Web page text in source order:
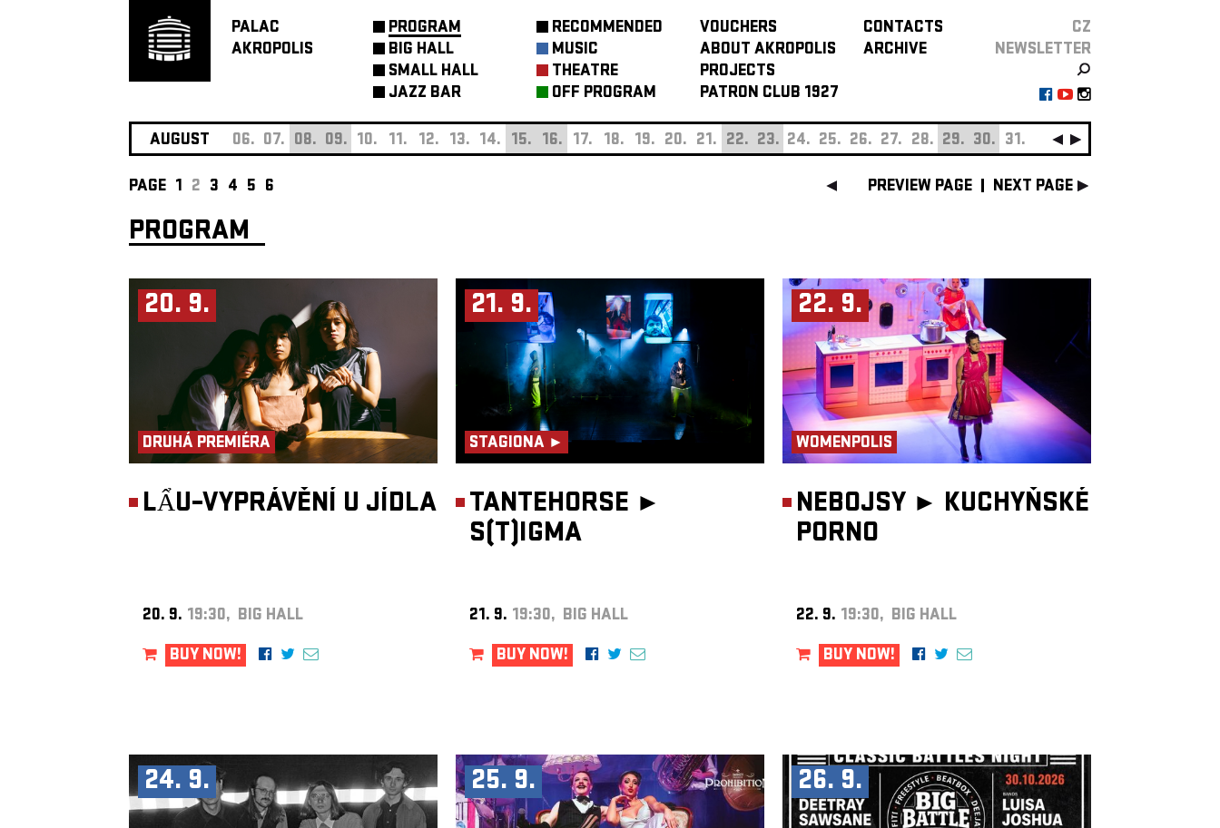
PALAC
AKROPOLIS
PROGRAM
BIG HALL
SMALL HALL
JAZZ BAR
RECOMMENDED
MUSIC
THEATRE
OFF PROGRAM
VOUCHERS
ABOUT AKROPOLIS
PROJECTS
PATRON CLUB 1927
CONTACTS
ARCHIVE
CZ
NEWSLETTER
AUGUST 06. 07. 08. 09. 10. 11. 12. 13. 14. 15. 16. 17. 18. 19. 20. 21. 22. 23. 24. 25. 26. 27. 28. 29. 30. 31. SEPTEMBER
PAGE 1 2 3 4 5 6 PREVIEW PAGE NEXT PAGE
PROGRAM
20. 9.
DRUHÁ PREMIÉRA
LẨU–VYPRÁVĚNÍ U JÍDLA
20. 9. 19:30, BIG HALL
BUY NOW!
21. 9.
STAGIONA ►
TANTEHORSE ►
S(T)IGMA
21. 9. 19:30, BIG HALL
BUY NOW!
22. 9.
WOMENPOLIS
NEBOJSY ► KUCHYŇSKÉ
PORNO
22. 9. 19:30, BIG HALL
BUY NOW!
24. 9. 25. 9. 26. 9.